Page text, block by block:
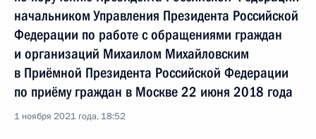
начальником Управления Президента Российской
Федерации по работе с обращениями граждан
и организаций Михаилом Михайловским
в Приёмной Президента Российской Федерации
по приёму граждан в Москве 22 июня 2018 года
1 ноября 2021 года, 18:52